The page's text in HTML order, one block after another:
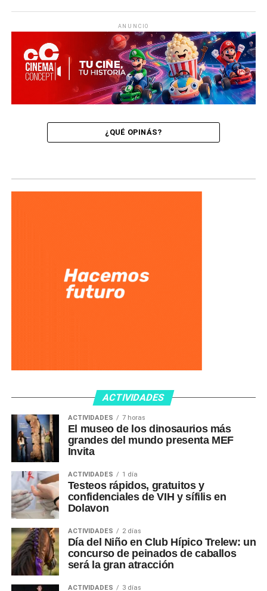
ANUNCIO
¿QUÉ OPINÁS?
ACTIVIDADES
ACTIVIDADES 7 horas
El museo de los dinosaurios más
grandes del mundo presenta MEF
Invita
ACTIVIDADES 1 día
Testeos rápidos, gratuitos y
confidenciales de VIH y sífilis en
Dolavon
ACTIVIDADES 2 días
Día del Niño en Club Hípico Trelew: un
concurso de peinados de caballos
será la gran atracción
ACTIVIDADES 3 días